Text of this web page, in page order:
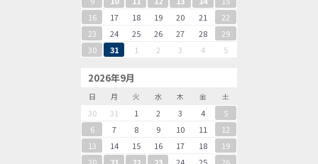
16
17 18 19 20 21
22
23
24 25 26 27 28
29
30
31 1 2 3 4 5
2026年9月
日 月 火 水 木 金 土
30 31 1 2 3 4
5
6
7 8 9 10 11
12
13
14 15 16 17 18
19